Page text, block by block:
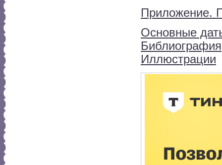
Приложение.
Основные
Библиография
Иллюстрации